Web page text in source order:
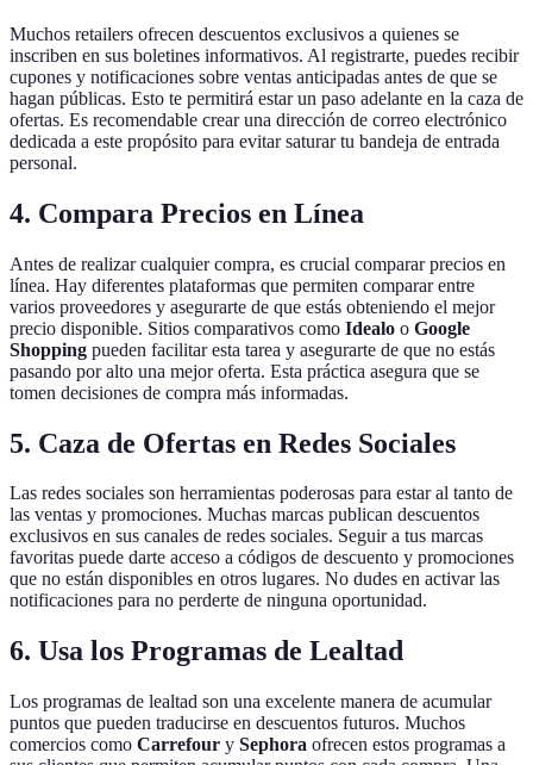
Muchos retailers ofrecen descuentos exclusivos a quienes se
inscriben en sus boletines informativos. Al registrarte, puedes recibir
cupones y notificaciones sobre ventas anticipadas antes de que se
hagan públicas. Esto te permitirá estar un paso adelante en la caza de
ofertas. Es recomendable crear una dirección de correo electrónico
dedicada a este propósito para evitar saturar tu bandeja de entrada
personal.
4. Compara Precios en Línea
Antes de realizar cualquier compra, es crucial comparar precios en
línea. Hay diferentes plataformas que permiten comparar entre
varios proveedores y asegurarte de que estás obteniendo el mejor
precio disponible. Sitios comparativos como Idealo o Google
Shopping pueden facilitar esta tarea y asegurarte de que no estás
pasando por alto una mejor oferta. Esta práctica asegura que se
tomen decisiones de compra más informadas.
5. Caza de Ofertas en Redes Sociales
Las redes sociales son herramientas poderosas para estar al tanto de
las ventas y promociones. Muchas marcas publican descuentos
exclusivos en sus canales de redes sociales. Seguir a tus marcas
favoritas puede darte acceso a códigos de descuento y promociones
que no están disponibles en otros lugares. No dudes en activar las
notificaciones para no perderte de ninguna oportunidad.
6. Usa los Programas de Lealtad
Los programas de lealtad son una excelente manera de acumular
puntos que pueden traducirse en descuentos futuros. Muchos
comercios como Carrefour y Sephora ofrecen estos programas a